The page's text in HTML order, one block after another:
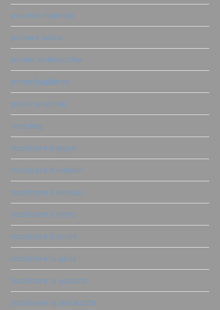
polvere materica
polvere salina
primer antimacchia
primer|sigillante
prove pratiche
restyling
ricolorare il legno
ricolorare il metallo
ricolorare il tessuto
ricolorare il vetro
ricolorare il vimini
ricolorare la pelle
ricolorare la plastica
ricolorare la terracotta